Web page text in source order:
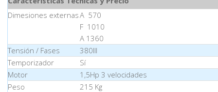
Dimesiones externasA 570
F 1010
A 1360
Tensión / Fases
380III
Temporizador
Sí
Motor
1,5Hp 3 velocidades
Peso
215 Kg